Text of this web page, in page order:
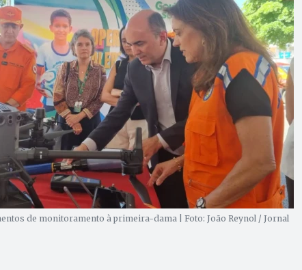
de monitoramento à primeira-dama | Foto: João Reynol / Jornal